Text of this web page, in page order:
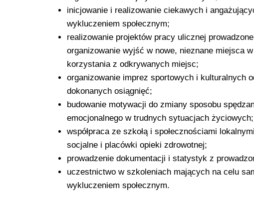
inicjowanie i realizowanie ciekawych i
wykluczeniem społecznym;
realizowanie projektów pracy ulicznej
organizowanie wyjść w nowe, nieznane miejsca
korzystania z odkrywanych miejsc;
organizowanie imprez sportowych i kulturalnych
dokonanych osiągnięć;
budowanie motywacji do zmiany sposobu
emocjonalnego w trudnych sytuacjach życiowych;
współpraca ze szkołą i społecznościami
socjalne i placówki opieki zdrowotnej;
prowadzenie dokumentacji i statystyk z
uczestnictwo w szkoleniach mających na celu
wykluczeniem społecznym.